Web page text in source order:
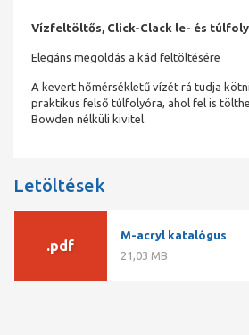
Vízfeltöltős, Click-Clack le- és
Elegáns megoldás a kád feltöltésére
A kevert hőmérsékletű vízét rá tudja
praktikus felső túlfolyóra, ahol fel is
Bowden nélküli kivitel.
Letöltések
.pdf
M-acryl katalógus
21,03 MB